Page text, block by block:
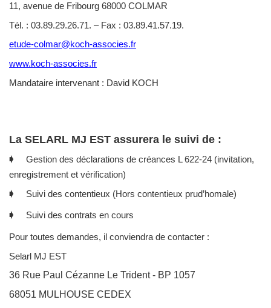
11, avenue de Fribourg 68000 COLMAR
Tél. : 03.89.29.26.71. – Fax : 03.89.41.57.19.
etude-colmar@koch-associes.fr
www.koch-associes.fr
Mandataire intervenant : David KOCH
La SELARL MJ EST assurera le suivi de :
🡂 Gestion des déclarations de créances L 622-24 (invitation,
enregistrement et vérification)
🡂 Suivi des contentieux (Hors contentieux prud’homale)
🡂 Suivi des contrats en cours
Pour toutes demandes, il conviendra de contacter :
Selarl MJ EST
36 Rue Paul Cézanne Le Trident - BP 1057
68051 MULHOUSE CEDEX